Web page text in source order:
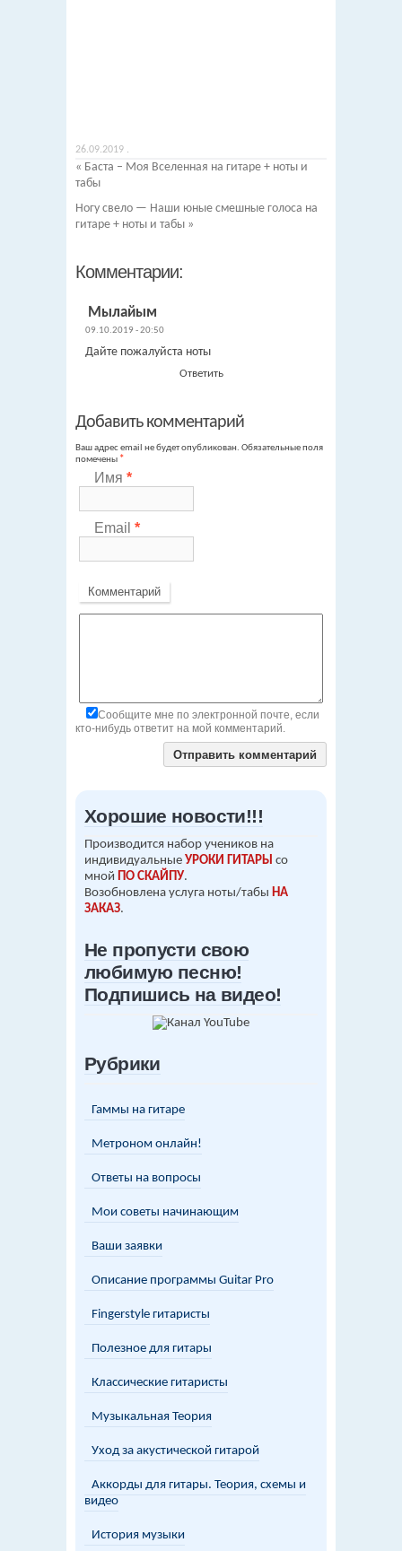
26.09.2019 .
« Баста – Моя Вселенная на гитаре + ноты и
табы
Ногу свело — Наши юные смешные голоса на
гитаре + ноты и табы »
Комментарии:
Мылайым
09.10.2019 - 20:50
Дайте пожалуйста ноты
Ответить
Добавить комментарий
Ваш адрес email не будет опубликован. Обязательные поля
помечены *
Имя *
Email *
Комментарий
Сообщите мне по электронной почте, если
кто-нибудь ответит на мой комментарий.
Хорошие новости!!!
Производится набор учеников на
индивидуальные УРОКИ ГИТАРЫ со
мной
ПО СКАЙПУ.
Возобновлена услуга ноты/табы НА
ЗАКАЗ.
Не пропусти свою
любимую песню!
Подпишись на видео!
Рубрики
Гаммы на гитаре
Метроном онлайн!
Ответы на вопросы
Мои советы начинающим
Ваши заявки
Описание программы Guitar Pro
Fingerstyle гитаристы
Полезное для гитары
Классические гитаристы
Музыкальная Теория
Уход за акустической гитарой
Аккорды для гитары. Теория, схемы и
видео
История музыки